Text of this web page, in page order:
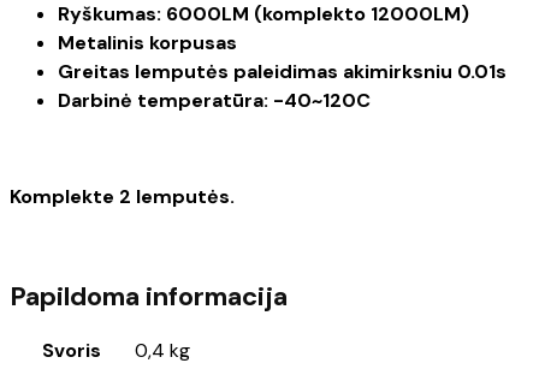
Ryškumas: 6000LM (komplekto 12000LM)
Metalinis korpusas
Greitas lemputės paleidimas akimirksniu 0.01s
Darbinė temperatūra: -40~120C
Komplekte 2 lemputės.
Papildoma informacija
Svoris
0,4 kg